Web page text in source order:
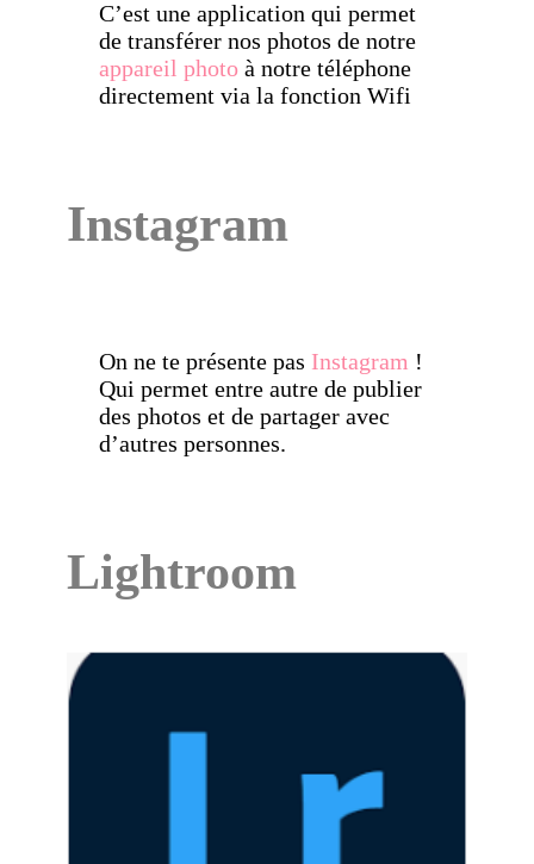
C’est une application qui permet
de transférer nos photos de notre
appareil photoà notre téléphone
directement via la fonction Wifi
Instagram
On ne te présente pas Instagram !
Qui permet entre autre de publier
des photos et de partager avec
d’autres personnes.
Lightroom